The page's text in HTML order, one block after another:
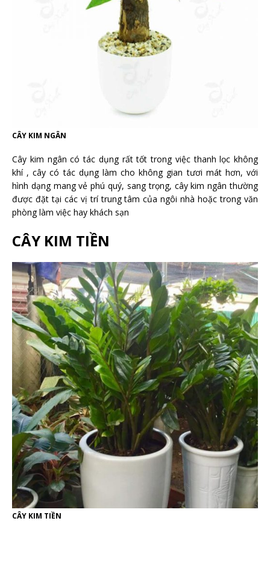
CÂY KIM NGÂN
Cây kim ngân có tác dụng rất tốt trong việc thanh lọc không
khí , cây có tác dụng làm cho không gian tươi mát hơn, với
hình dạng mang vẻ phú quý, sang trọng, cây kim ngân thường
được đặt tại các vị trí trung tâm của ngôi nhà hoặc trong văn
phòng làm việc hay khách sạn
CÂY KIM TIỀN
CÂY KIM TIỀN